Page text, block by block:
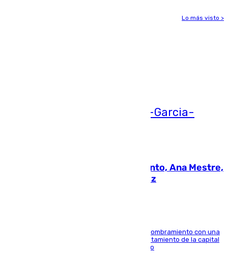
Lo más visto >
La nueva presidenta del Parlamento, Ana Mestre,
hace parada institucional en Cádiz
Ana Mestre estrena su agenda oficial tras su nombramiento con una
doble visita a la Diputación Provincial y al Ayuntamiento de la capital
para sellar una etapa de colaboración y diálogo